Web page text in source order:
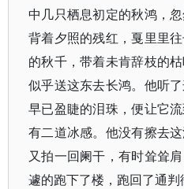
中几只栖息初定的秋鸿，
背着夕照的残红，戛里里
的秋千，带着未肯辞枝的
似乎送这东去长鸿。他听
早已盈睫的泪珠，便让它
有二道冰感。他没有擦去
又拍一回阑干，有时耸耸
遽的跑下了楼，跑回了通判